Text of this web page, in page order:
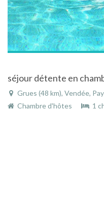
séjour détente en
Grues (48 km), Vendée,
Chambre d'hôtes
1